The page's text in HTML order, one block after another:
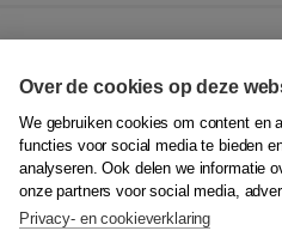
jou! Speel op een leuke manier
zal dit boek je doen
Of iemand vragen om je te
hoeft niet altijd serieus te zijn.
voor iedereen die van
Over de cookies op deze
We gebruiken cookies om content en
functies voor social media te bieden
analyseren. Ook delen we informatie
onze partners voor social media,
Privacy- en cookieverklaring